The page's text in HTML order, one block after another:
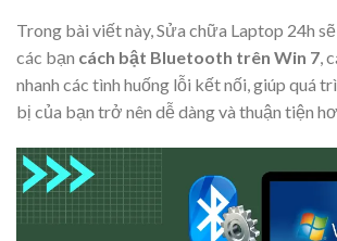
Trong bài viết này, Sửa chữa Laptop 24h
các bạn cách bật Bluetooth trên Win 7,
nhanh các tình huống lỗi kết nối, giúp quá
bị của bạn trở nên dễ dàng và thuận tiện